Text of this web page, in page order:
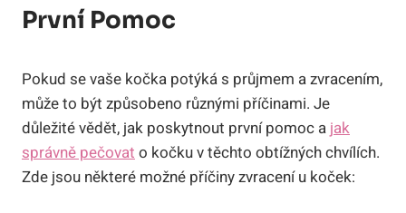
První Pomoc
Pokud se vaše kočka‌ potýká s průjmem⁢ a ​zvracením,
‌může ‍to být ⁢způsobeno různými příčinami. ⁣Je⁤
důležité vědět, jak poskytnout první pomoc a jak
správně pečovat o kočku v‍ těchto⁣ obtížných chvílích.
Zde ⁤jsou ⁢některé možné příčiny ⁢zvracení u ‌koček: